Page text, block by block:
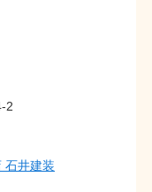
2
石井建装